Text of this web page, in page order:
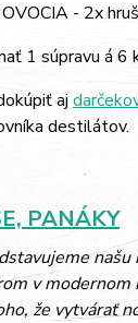
- 2x
1 súpravu á 6
aj
destilátov.
PANÁKY
v
že vytvárať